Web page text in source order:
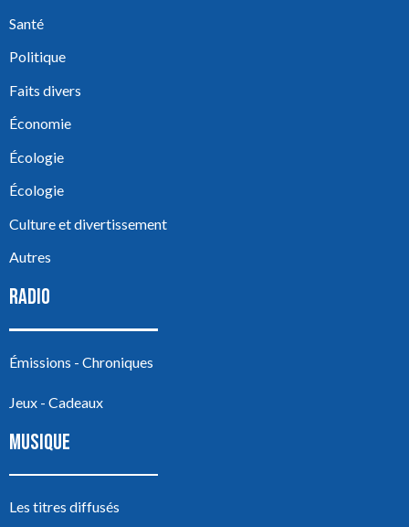
Santé
Politique
Faits divers
Économie
Écologie
Écologie
Culture et divertissement
Autres
RADIO
Émissions - Chroniques
Jeux - Cadeaux
MUSIQUE
Les titres diffusés